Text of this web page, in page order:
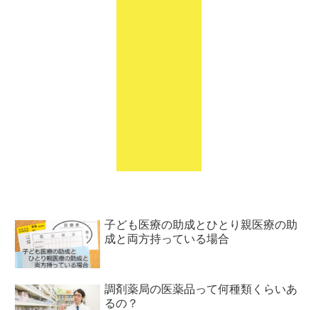
子ども医療の助成とひとり親医療の助
成と両方持っている場合
調剤薬局の医薬品って何種類くらいあ
るの？